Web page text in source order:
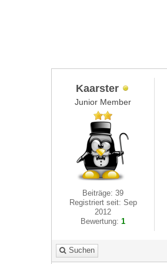
Kaarster
Junior Member
Beiträge: 39
Registriert seit: Sep
2012
Bewertung:1
Suchen